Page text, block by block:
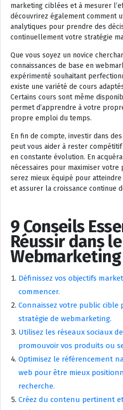
marketing ciblées et à mesurer
découvrirez également comment
analytiques pour prendre des
continuellement votre stratégie
Que vous soyez un novice
connaissances de base en
expérimenté souhaitant
existe une variété de cours
Certains cours sont même
permet d’apprendre à votre
propre emploi du temps.
En fin de compte, investir dans
peut vous aider à rester
en constante évolution. En
nécessaires pour maximiser votre
serez mieux équipé pour
et assurer la croissance continue
9 Conseils
Réussir dans le
Webmarketing
Définissez vos objectifs
commencer.
Connaissez votre public
stratégie de webmarketing.
Utilisez les réseaux sociaux
promouvoir vos produits ou
Optimisez le référencement
web pour être mieux
recherche.
Créez du contenu pertinent